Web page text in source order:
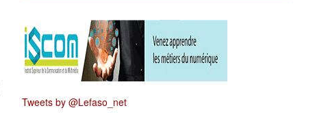
Tweets by @Lefaso_net